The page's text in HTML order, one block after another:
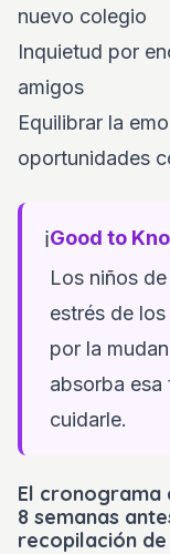
nuevo colegio
Inquietud por
amigos
Equilibrar la
oportunidades
ℹ️Good to
Los niños
estrés de
por la
absorba esa
cuidarle.
El cronograma
8 semanas
recopilación